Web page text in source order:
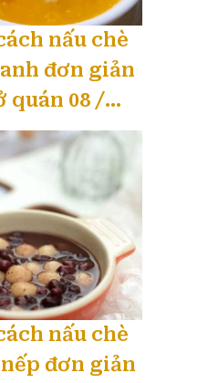
nấu chè
đơn giản
quán 08 /
nấu chè
đơn giản